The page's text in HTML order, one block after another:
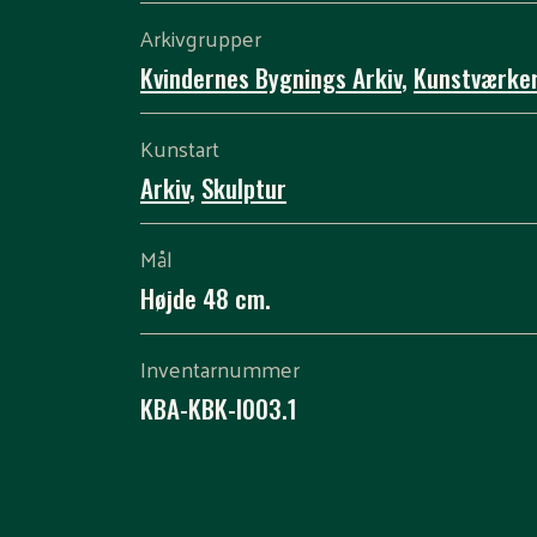
Arkivgrupper
Kvindernes Bygnings Arkiv,
Kunstart
Arkiv, Skulptur
Mål
Højde 48 cm.
Inventarnummer
KBA-KBK-I003.1